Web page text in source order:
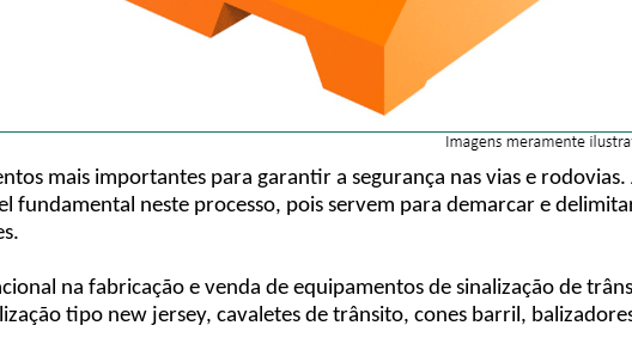
mais importantes para garantir a segurança nas vias e
fundamental neste processo, pois servem para demarcar e
na fabricação e venda de equipamentos de sinalização de
tipo new jersey, cavaletes de trânsito, cones barril,